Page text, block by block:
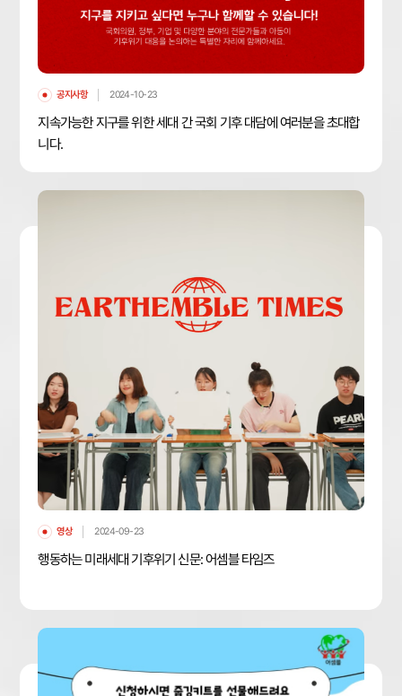
공지사항 2024-10-23
지속가능한 지구를 위한 세대 간 국회 기후 대담에 여러분을 초대합
니다.
영상 2024-09-23
행동하는 미래세대 기후위기 신문: 어셈블 타임즈